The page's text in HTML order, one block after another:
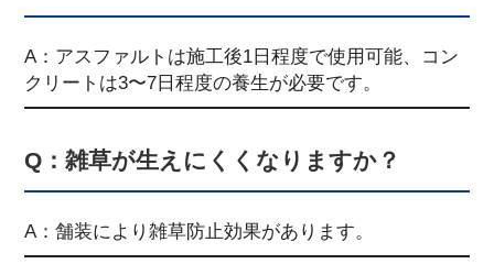
A：アスファルトは施工後1日程度で使用可能、コン
クリートは3〜7日程度の養生が必要です。
Q：雑草が生えにくくなりますか？
A：舗装により雑草防止効果があります。